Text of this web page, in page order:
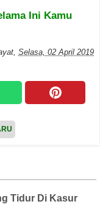
Ini Kamu
, Selasa, 02 April 2019
Tidur Di Kasur